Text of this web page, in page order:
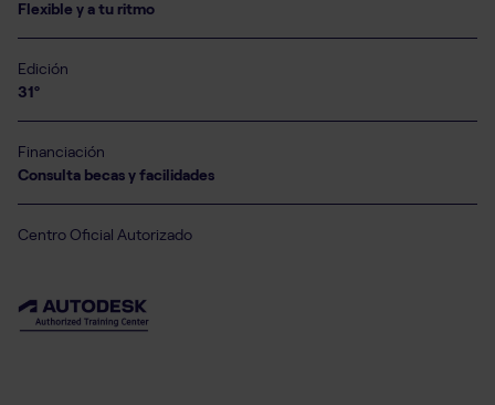
Flexible y a tu ritmo
Edición
31º
Financiación
Consulta becas y facilidades
Centro Oficial Autorizado